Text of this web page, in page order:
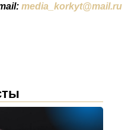
media_korkyt@mail.ru